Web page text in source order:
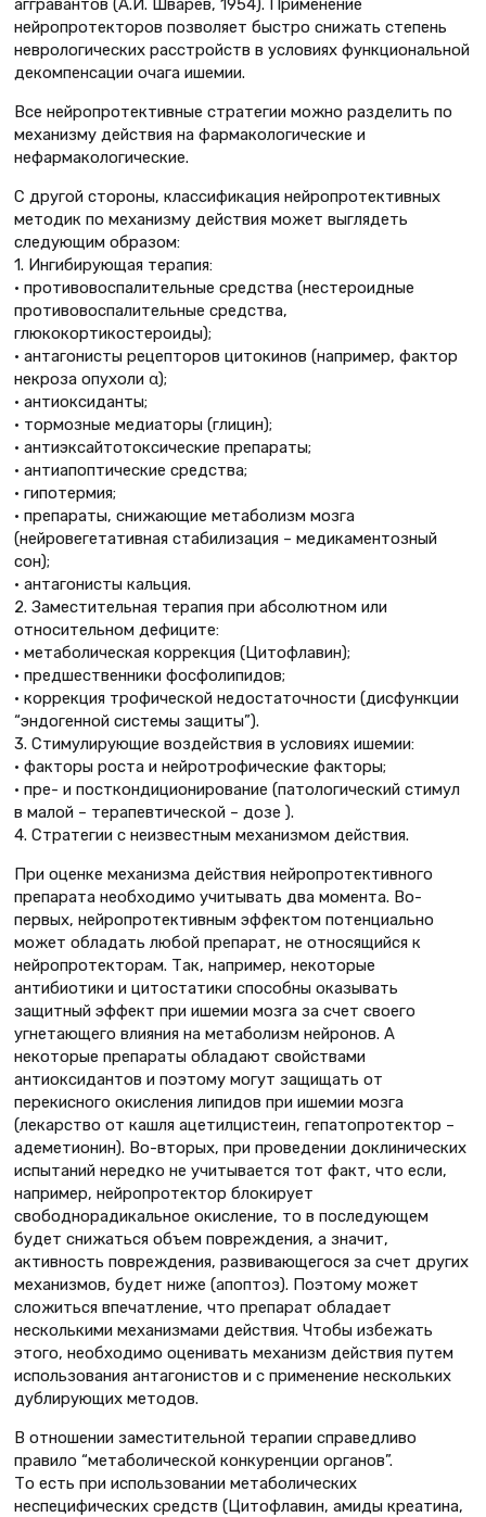
аггравантов (А.И. Шварев, 1954). Применение
нейропротекторов позволяет быстро снижать степень
неврологических расстройств в условиях функциональной
декомпенсации очага ишемии.
Все нейропротективные стратегии можно разделить по
механизму действия на фармакологические и
нефармакологические.
С другой стороны, классификация нейропротективных
методик по механизму действия может выглядеть
следующим образом:
1. Ингибирующая терапия:
• противовоспалительные средства (нестероидные
противовоспалительные средства,
глюкокортикостероиды);
• антагонисты рецепторов цитокинов (например, фактор
некроза опухоли α);
• антиоксиданты;
• тормозные медиаторы (глицин);
• антиэксайтотоксические препараты;
• антиапоптические средства;
• гипотермия;
• препараты, снижающие метаболизм мозга
(нейровегетативная стабилизация – медикаментозный
сон);
• антагонисты кальция.
2. Заместительная терапия при абсолютном или
относительном дефиците:
• метаболическая коррекция (Цитофлавин);
• предшественники фосфолипидов;
• коррекция трофической недостаточности (дисфункции
“эндогенной системы защиты”).
3. Стимулирующие воздействия в условиях ишемии:
• факторы роста и нейротрофические факторы;
• пре- и посткондиционирование (патологический стимул
в малой – терапевтической – дозе ).
4. Стратегии с неизвестным механизмом действия.
При оценке механизма действия нейропротективного
препарата необходимо учитывать два момента. Во-
первых, нейропротективным эффектом потенциально
может обладать любой препарат, не относящийся к
нейропротекторам. Так, например, некоторые
антибиотики и цитостатики способны оказывать
защитный эффект при ишемии мозга за счет своего
угнетающего влияния на метаболизм нейронов. А
некоторые препараты обладают свойствами
антиоксидантов и поэтому могут защищать от
перекисного окисления липидов при ишемии мозга
(лекарство от кашля ацетилцистеин, гепатопротектор –
адеметионин). Во-вторых, при проведении доклинических
испытаний нередко не учитывается тот факт, что если,
например, нейропротектор блокирует
свободнорадикальное окисление, то в последующем
будет снижаться объем повреждения, а значит,
активность повреждения, развивающегося за счет других
механизмов, будет ниже (апоптоз). Поэтому может
сложиться впечатление, что препарат обладает
несколькими механизмами действия. Чтобы избежать
этого, необходимо оценивать механизм действия путем
использования антагонистов и с применение нескольких
дублирующих методов.
В отношении заместительной терапии справедливо
правило “метаболической конкуренции органов”.
То есть при использовании метаболических
неспецифических средств (Цитофлавин, амиды креатина,